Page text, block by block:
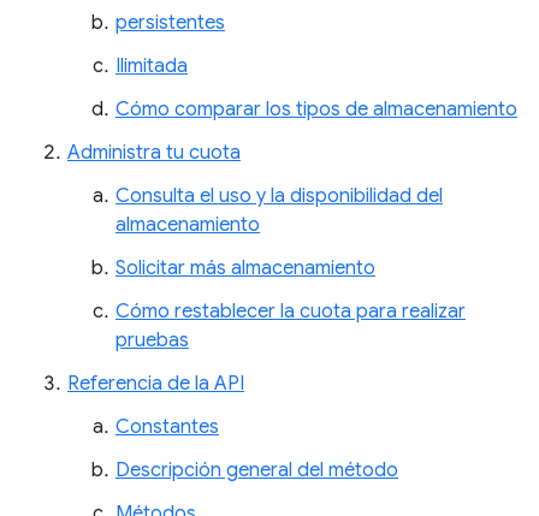
persistentes
Ilimitada
Cómo comparar los tipos de almacenamiento
Administra tu cuota
Consulta el uso y la disponibilidad del
almacenamiento
Solicitar más almacenamiento
Cómo restablecer la cuota para realizar
pruebas
Referencia de la API
Constantes
Descripción general del método